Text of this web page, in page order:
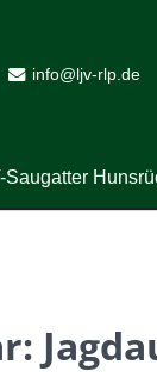
info@ljv-rlp.de
Saugatter